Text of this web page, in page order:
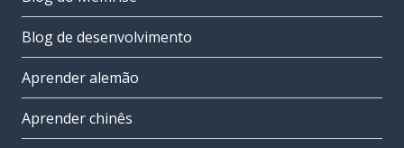
Blog de desenvolvimento
Aprender alemão
Aprender chinês